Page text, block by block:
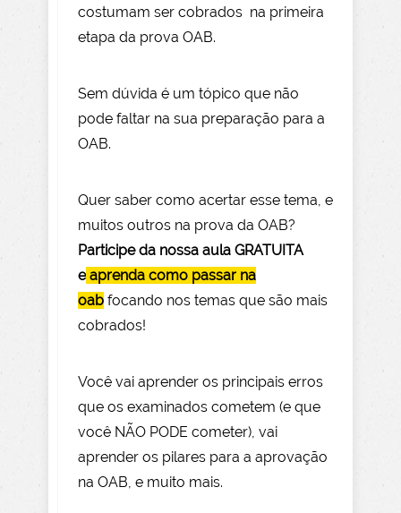
costumam ser cobrados na primeira
etapa da prova OAB.
Sem dúvida é um tópico que não
pode faltar na sua preparação para a
OAB.
Quer saber como acertar esse tema, e
muitos outros na prova da OAB?
Participe da nossa aula GRATUITA
e aprenda como passar na
oab focando nos temas que são mais
cobrados!
Você vai aprender os principais erros
que os examinados cometem (e que
você NÃO PODE cometer), vai
aprender os pilares para a aprovação
na OAB, e muito mais.